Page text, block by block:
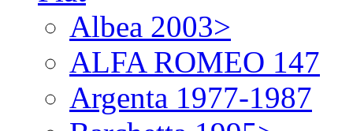
Albea 2003>
ALFA ROMEO 147
Argenta 1977-1987